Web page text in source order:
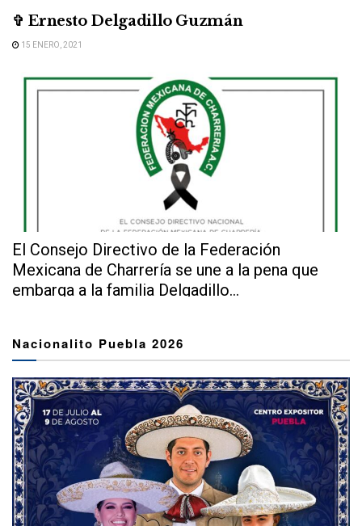
✞ Ernesto Delgadillo Guzmán
15 ENERO, 2021
El Consejo Directivo de la Federación
Mexicana de Charrería se une a la pena que
embarga a la familia Delgadillo...
Nacionalito Puebla 2026